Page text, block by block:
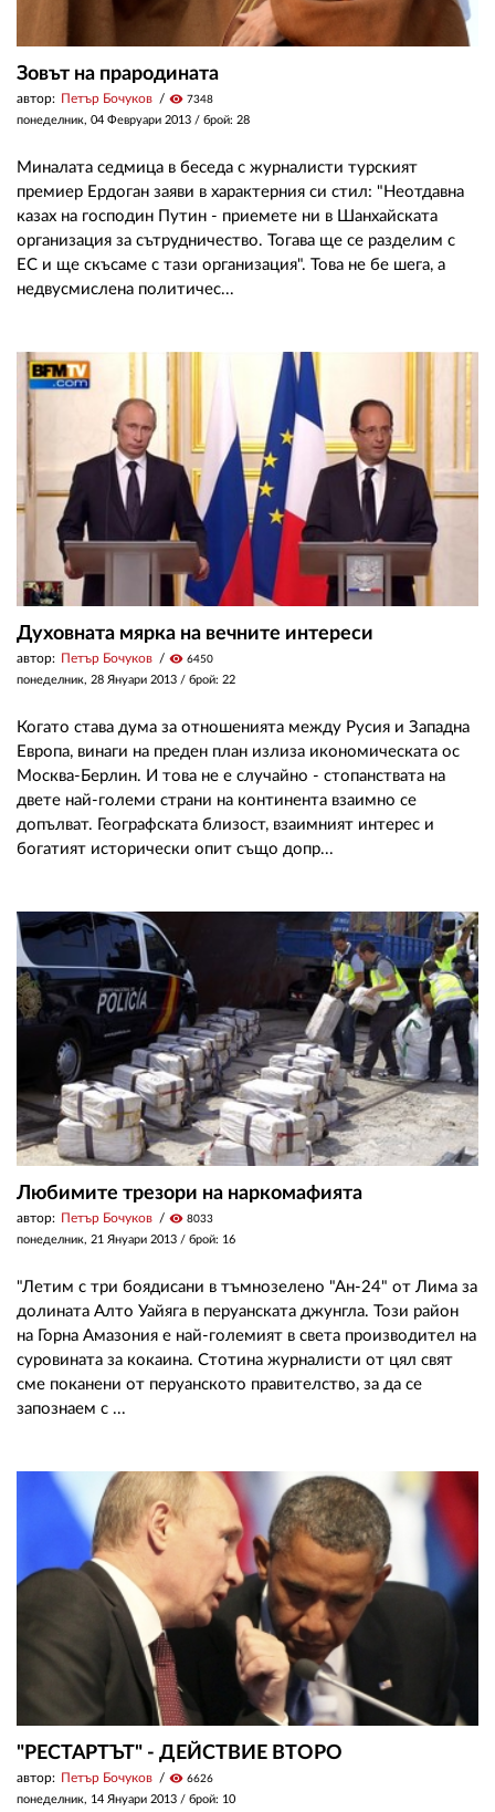
Зовът на прародината
автор: Петър Бочуков visibility 7348
понеделник, 04 Февруари 2013 / брой: 28
Миналата седмица в беседа с журналисти турският
премиер Ердоган заяви в характерния си стил: "Неотдавна
казах на господин Путин - приемете ни в Шанхайската
организация за сътрудничество. Тогава ще се разделим с
ЕС и ще скъсаме с тази организация". Това не бе шега, а
недвусмислена политичес...
Духовната мярка на вечните интереси
автор: Петър Бочуков visibility 6450
понеделник, 28 Януари 2013 / брой: 22
Когато става дума за отношенията между Русия и Западна
Европа, винаги на преден план излиза икономическата ос
Москва-Берлин. И това не е случайно - стопанствата на
двете най-големи страни на континента взаимно се
допълват. Географската близост, взаимният интерес и
богатият исторически опит също допр...
Любимите трезори на наркомафията
автор: Петър Бочуков visibility 8033
понеделник, 21 Януари 2013 / брой: 16
"Летим с три боядисани в тъмнозелено "Ан-24" от Лима за
долината Алто Уайяга в перуанската джунгла. Този район
на Горна Амазония е най-големият в света производител на
суровината за кокаина. Стотина журналисти от цял свят
сме поканени от перуанското правителство, за да се
запознаем с ...
"РЕСТАРТЪТ" - ДЕЙСТВИЕ ВТОРО
автор: Петър Бочуков visibility 6626
понеделник, 14 Януари 2013 / брой: 10